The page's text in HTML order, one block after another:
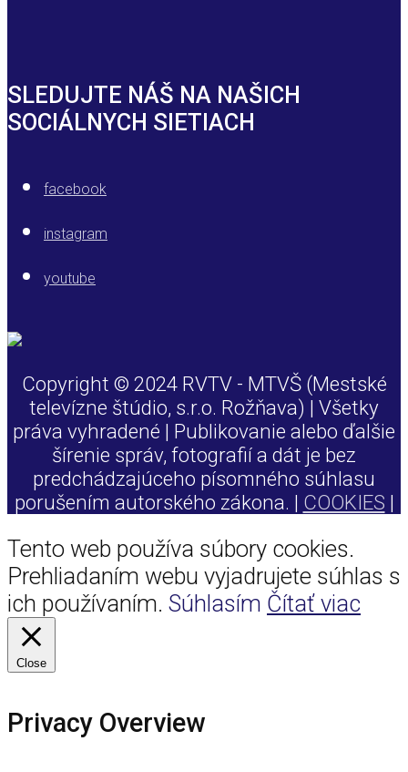
SLEDUJTE NÁŠ NA NAŠICH
SOCIÁLNYCH SIETIACH
facebook
instagram
youtube
Copyright © 2024 RVTV - MTVŠ (Mestské
televízne štúdio, s.r.o. Rožňava) | Všetky
práva vyhradené | Publikovanie alebo ďalšie
šírenie správ, fotografií a dát je bez
predchádzajúceho písomného súhlasu
porušením autorského zákona. | COOKIES |
Tento web používa súbory cookies.
Prehliadaním webu vyjadrujete súhlas s
ich používaním. Súhlasím Čítať viac
Close
Privacy Overview